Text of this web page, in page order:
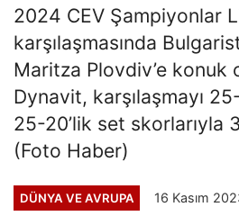
2024 CEV Şampiyonlar
karşılaşmasında
Maritza Plovdiv’e konuk
Dynavit, karşılaşmayı
25-20’lik set skorlarıyla
(Foto Haber)
DÜNYA VE AVRUPA 16 Kasım